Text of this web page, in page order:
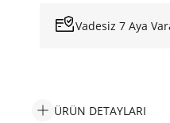
Vadesiz 7 Aya
ÜRÜN DETAYLARI